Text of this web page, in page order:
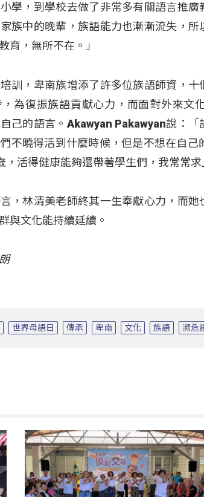
學，到學校去做了非常多有關語言推
族中的晚輩，族語能力也漸漸流失，所
育，無所不在。」
訓，卑南族增添了許多位族語師資，
為復振族語貢獻心力，而面對外來文
己的語言。Akawyan Pakawyan說：
不曉得活到什麼時候，但是不想在自
，活得健康能夠還帶著學生們，我常常求
，林清美老師終其一生奉獻心力，而
與文化能持續延續。
世界母語日 傳承 卑南 文化 族語 瀕危